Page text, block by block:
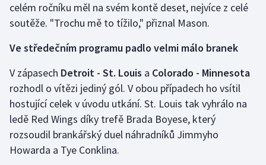
Olympijské hry
Parasport
Plavání
Plážový volejbal
Ragby
Rychlobruslení
celém ročníku měl na svém kontě deset, nejvíce z celé
soutěže. "Trochu mě to tížilo," přiznal Mason.
Ve středečním programu padlo velmi málo branek
V zápasech Detroit - St. Louis a Colorado - Minnesota
rozhodl o vítězi jediný gól. V obou případech ho vsítil
hostující celek v úvodu utkání. St. Louis tak vyhrálo na
ledě Red Wings díky trefě Brada Boyese, který
rozsoudil brankářský duel náhradníků Jimmyho
Howarda a Tye Conklina.